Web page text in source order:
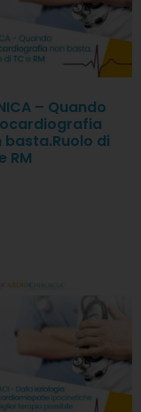
– Quando
basta.Ruolo di
RM